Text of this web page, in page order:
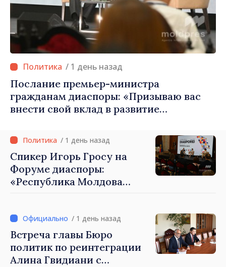
/ 1 день назад
Послание премьер-министра
гражданам диаспоры: «Призываю вас
внести свой вклад в развитие
/ 1 день назад
Спикер Игорь Гросу на
Форуме диаспоры:
«Республика Молдова
и за рубежом, что
заслуживает стать частью
большой европейской
семьи»
/ 1 день назад
Встреча главы Бюро
политик по реинтеграции
Алина Гвидиани с